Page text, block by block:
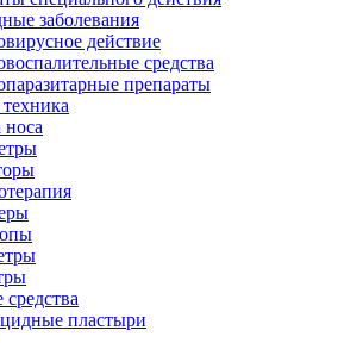
заболевания
действие
средства
препараты
носа
пластыри